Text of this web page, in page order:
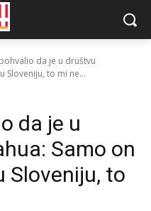
da je u društvu
Sloveniju, to mi ne...
da je u
Samo on
Sloveniju, to